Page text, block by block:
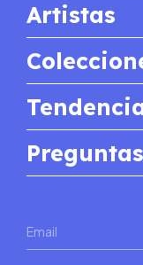
Artistas